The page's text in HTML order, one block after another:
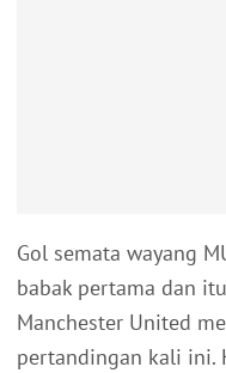
Gol semata wayang
babak pertama dan
Manchester United
pertandingan kali ini.